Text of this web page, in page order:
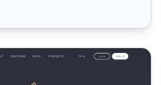
de Adverten